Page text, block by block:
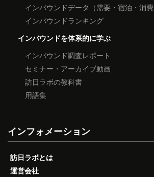
インバウンドデータ（需要・宿泊・消費
インバウンドランキング
インバウンドを体系的に学ぶ
インバウンド調査レポート
セミナー・アーカイブ動画
訪日ラボの教科書
用語集
インフォメーション
訪日ラボとは
運営会社